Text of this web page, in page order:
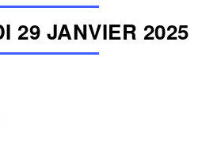
29 JANVIER 2025